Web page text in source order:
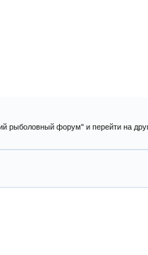
рыболовный форум" и перейти на